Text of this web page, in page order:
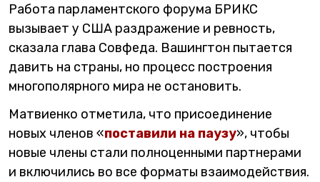
Работа парламентского форума БРИКС
вызывает у США раздражение и ревность,
сказала глава Совфеда. Вашингтон пытается
давить на страны, но процесс построения
многополярного мира не остановить.
Матвиенко отметила, что присоединение
новых членов «поставили на паузу», чтобы
новые члены стали полноценными партнерами
и включились во все форматы взаимодействия.